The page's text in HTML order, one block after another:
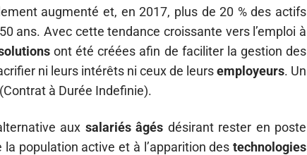
augmenté et, en 2017, plus de 20 % des actifs
ans. Avec cette tendance croissante vers l’emploi à
ont été créées afin de faciliter la gestion des
ni leurs intérêts ni ceux de leursemployeurs. Un
à Durée Indefinie).
aux salariés âgés désirant rester en poste
population active et à l’apparition des technologies